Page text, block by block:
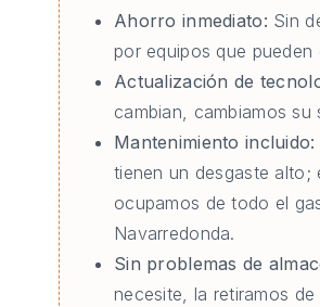
Ahorro inmediato: Sin
por equipos que
Actualización de
cambian, cambiamos
Mantenimiento incluido:
tienen un desgaste alto;
ocupamos de todo el
Navarredonda.
Sin problemas de
necesite, la retiramos